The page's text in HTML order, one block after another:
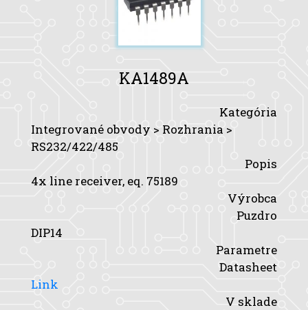
KA1489A
Kategória
Integrované obvody > Rozhrania >
RS232/422/485
Popis
4x line receiver, eq. 75189
Výrobca
Puzdro
DIP14
Parametre
Datasheet
Link
V sklade